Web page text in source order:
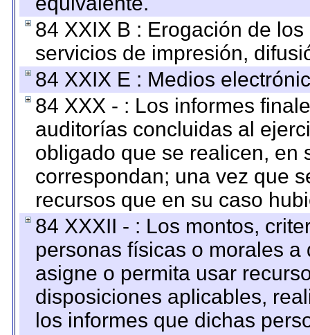
84 XXIX B : Erogación de
servicios de impresión,
84 XXIX E : Medios
84 XXX - : Los informes
auditorías concluidas al
obligado que se realicen, en
correspondan; una vez que
recursos que en su caso
84 XXXII - : Los montos,
personas físicas o morales
asigne o permita usar
disposiciones aplicables,
los informes que dichas